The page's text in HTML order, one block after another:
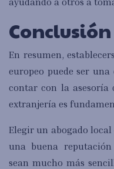
Conclusión
En resumen,
europeo puede ser
contar con la asesoría
extranjería es
Elegir un abogado
una buena
sean mucho más